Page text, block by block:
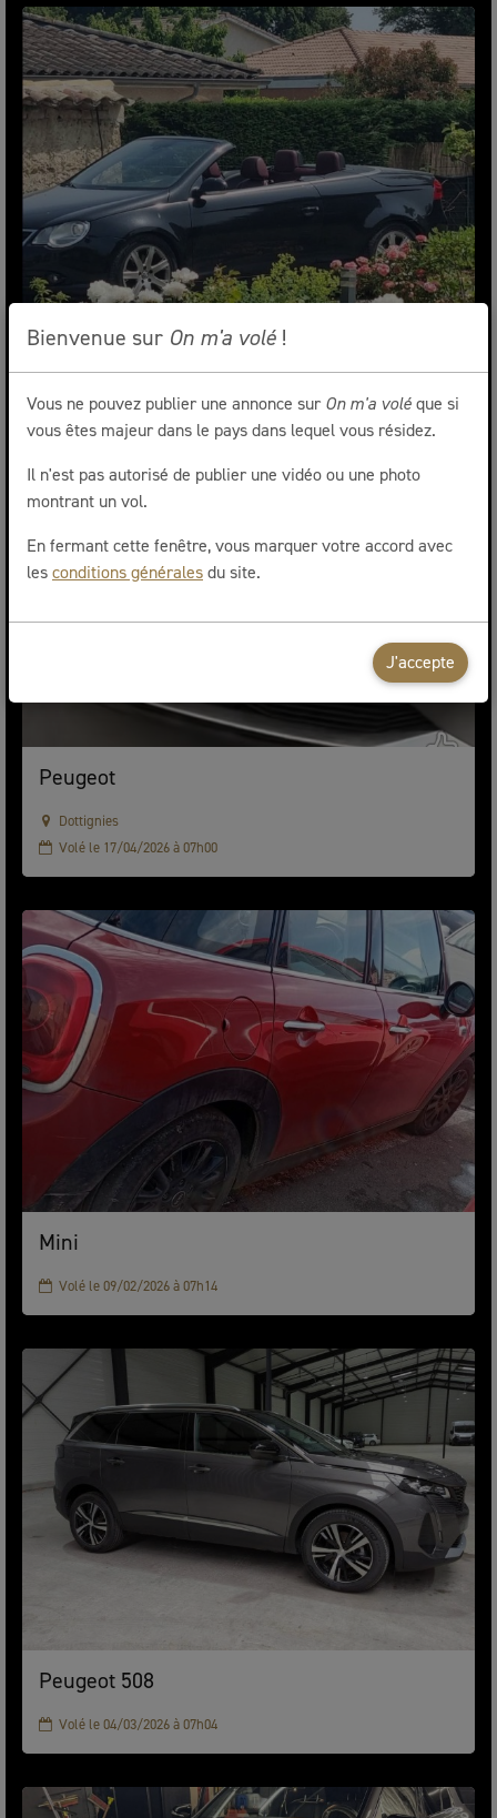
VW
Peugeot
Dottignies
Volé le 17/04/2026 à 07h00
Mini
Volé le 09/02/2026 à 07h14
Peugeot 508
Volé le 04/03/2026 à 07h04
Bienvenue sur On m'a volé !
Vous ne pouvez publier une annonce sur On m'a voléque si
vous êtes majeur dans le pays dans lequel vous résidez.
Il n'est pas autorisé de publier une vidéo ou une photo
montrant un vol.
En fermant cette fenêtre, vous marquer votre accord avec
lesconditions généralesdu site.
J'accepte